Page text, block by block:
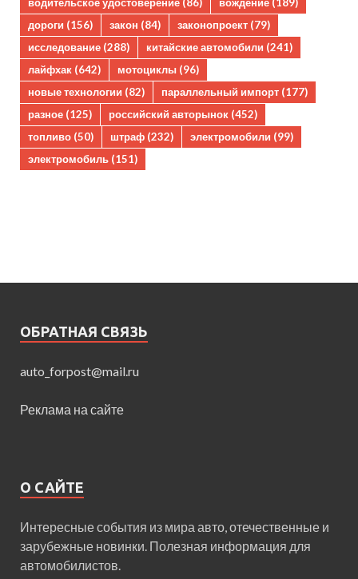
водительское удостоверение (86) вождение (189)
дороги (156) закон (84) законопроект (79)
исследование (288) китайские автомобили (241)
лайфхак (642) мотоциклы (96)
новые технологии (82) параллельный импорт (177)
разное (125) российский авторынок (452)
топливо (50) штраф (232) электромобили (99)
электромобиль (151)
ОБРАТНАЯ СВЯЗЬ
auto_forpost@mail.ru
Реклама на сайте
О САЙТЕ
Интересные события из мира авто, отечественные и
зарубежные новинки. Полезная информация для
автомобилистов.